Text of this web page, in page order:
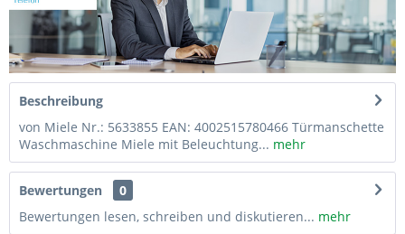
Beschreibung
von Miele Nr.: 5633855 EAN: 4002515780466 Türmanschette
Waschmaschine Miele mit Beleuchtung... mehr
Bewertungen
0
Bewertungen lesen, schreiben und diskutieren... mehr